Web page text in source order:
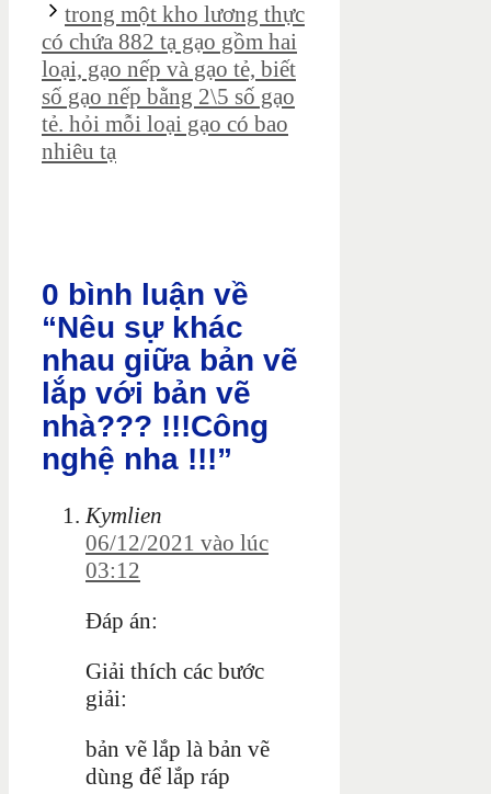
trong một kho lương thực
có chứa 882 tạ gạo gồm hai
loại, gạo nếp và gạo tẻ, biết
số gạo nếp bằng 2\5 số gạo
tẻ. hỏi mỗi loại gạo có bao
nhiêu tạ
0 bình luận về
“Nêu sự khác
nhau giữa bản vẽ
lắp với bản vẽ
nhà??? !!!Công
nghệ nha !!!”
Kymlien
06/12/2021 vào lúc
03:12
Đáp án:
Giải thích các bước
giải:
bản vẽ lắp là bản vẽ
dùng để lắp ráp